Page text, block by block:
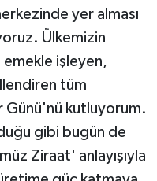
yer alması
Ülkemizin
işleyen,
tüm
Günü'nü kutluyorum.
gibi bugün de
Ziraat' anlayışıyla